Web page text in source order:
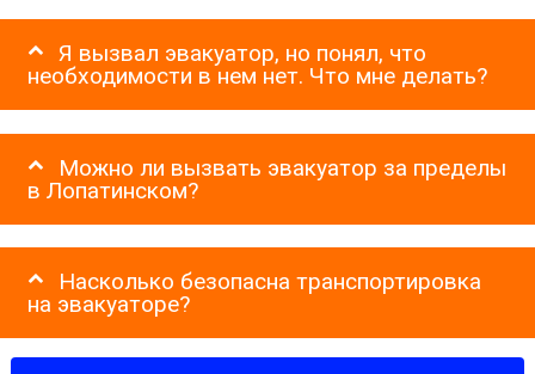
Я вызвал эвакуатор, но понял, что
необходимости в нем нет. Что мне делать?
Можно ли вызвать эвакуатор за пределы
в Лопатинском?
Насколько безопасна транспортировка
на эвакуаторе?